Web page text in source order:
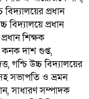
প্রধান
প্রধান
শিক্ষক
কনক দাশ গুপ্ত,
গশ্চি উচ্চ বিদ্যালয়ের
সভাপতি ও ভ্রমন
সাধারণ সম্পাদক